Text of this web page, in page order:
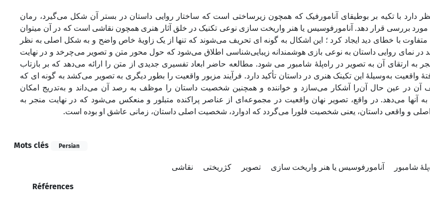
دارد با تکیه بر بوطیقای آنامورفیک که همچون زیرساختی است که ساختار روایی داستان در بستر آن شکل می‌گیرد، رمان
مورد بررسی قرار دهد. آنامورفوسیس یا هنر واریخت سازی نوعی تکنیک در خلق آثار هنری همچون نقاشی است که در آن میتوان
متفاوت با خطای دید ایجاد کرد ؛ این اشکال به گونه ای تحریف می‌شوند که تنها از یک زاویۀ خاص واضح و به شکل اصلی به نظر
در نمای روایی داستان به نوعی بازی هوشمندانه زیبایی‌شناسی اطلاق می‌شود که حول محور متن و تصویر می‌چرخد و در نهایت
به ارتقای آن به تصویر در راه‌پلۀ شامبور می شود. مطالعه حاضر ابعاد تفسیری جدیدی از متن را ارائه می‌دهد که بر بازتاب
واقعیت به‌وسیلۀ این تکینک هنری در داستان تأکید دارد. فرآیند مزبور واقعیت را بطور دیگری به تصویر می‌کشد به گونه ای که
آن در عین حال آن‌را آشکار می‌سازد و خواننده و همچنین شخصیت داستان را موظف به رصد آن می‌داند و به‌تدریج امکان
به آنها می‌دهد. در واقع، تصویر نهان واقعیت در مجموعه‌ای از عناصر پراکنده متبلور و منعکس می‌شود که در نهایت منجر به
و واقعی داستان، یعنی شخصیت فلورا می‌گردد که ادوارد، شخصیت اصلی داستان، زمانی عاشق او بوده است.
Mots clés Persian
شامبور آنامورفوسیس یا هنر واریخت سازی تصویر کژریختی نقاشی
Références